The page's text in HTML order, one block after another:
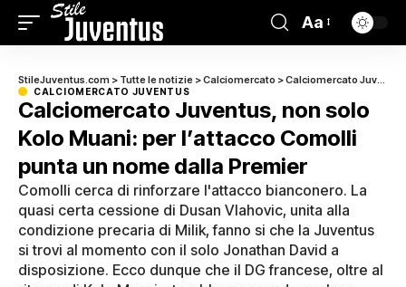
Aa
StileJuventus.com > Tutte le notizie >Calciomercato >Calciomercato Juventus
CALCIOMERCATO JUVENTUS
Calciomercato Juventus, non solo
Kolo Muani: per l’attacco Comolli
punta un nome dalla Premier
Comolli cerca di rinforzare l'attacco bianconero. La
quasi certa cessione di Dusan Vlahovic, unita alla
condizione precaria di Milik, fanno si che la Juventus
si trovi al momento con il solo Jonathan David a
disposizione. Ecco dunque che il DG francese, oltre al